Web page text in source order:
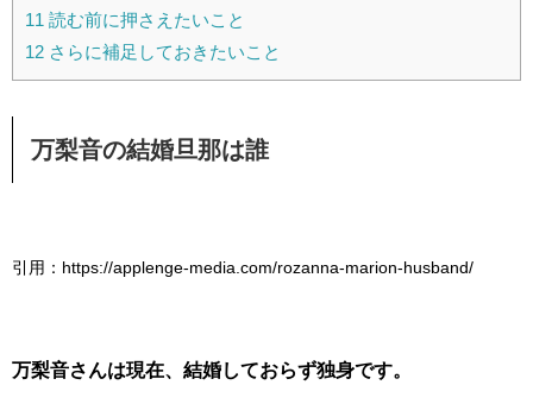
11 読む前に押さえたいこと
12 さらに補足しておきたいこと
万梨音の結婚旦那は誰
引用：https://applenge-media.com/rozanna-marion-husband/
万梨音さんは現在、結婚しておらず独身です。